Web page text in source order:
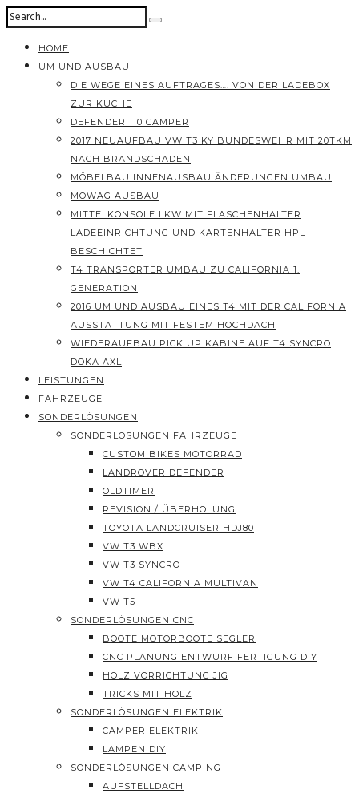
HOME
UM UND AUSBAU
DIE WEGE EINES AUFTRAGES…. VON DER LADEBOX
ZUR KÜCHE
DEFENDER 110 CAMPER
2017 NEUAUFBAU VW T3 KY BUNDESWEHR MIT 20TKM
NACH BRANDSCHADEN
MÖBELBAU INNENAUSBAU ÄNDERUNGEN UMBAU
MOWAG AUSBAU
MITTELKONSOLE LKW MIT FLASCHENHALTER
LADEEINRICHTUNG UND KARTENHALTER HPL
BESCHICHTET
T4 TRANSPORTER UMBAU ZU CALIFORNIA 1.
GENERATION
2016 UM UND AUSBAU EINES T4 MIT DER CALIFORNIA
AUSSTATTUNG MIT FESTEM HOCHDACH
WIEDERAUFBAU PICK UP KABINE AUF T4 SYNCRO
DOKA AXL
LEISTUNGEN
FAHRZEUGE
SONDERLÖSUNGEN
SONDERLÖSUNGEN FAHRZEUGE
CUSTOM BIKES MOTORRAD
LANDROVER DEFENDER
OLDTIMER
REVISION / ÜBERHOLUNG
TOYOTA LANDCRUISER HDJ80
VW T3 WBX
VW T3 SYNCRO
VW T4 CALIFORNIA MULTIVAN
VW T5
SONDERLÖSUNGEN CNC
BOOTE MOTORBOOTE SEGLER
CNC PLANUNG ENTWURF FERTIGUNG DIY
HOLZ VORRICHTUNG JIG
TRICKS MIT HOLZ
SONDERLÖSUNGEN ELEKTRIK
CAMPER ELEKTRIK
LAMPEN DIY
SONDERLÖSUNGEN CAMPING
AUFSTELLDACH